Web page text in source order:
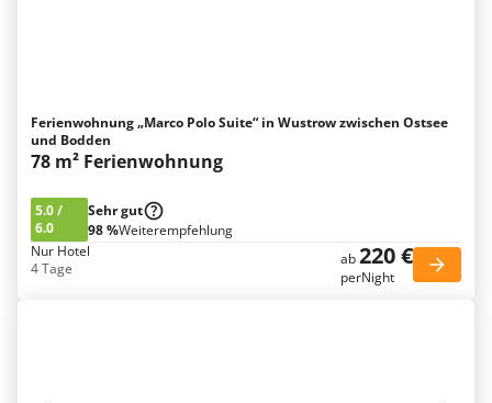
Ferienwohnung „Marco Polo Suite“ in Wustrow zwischen Ostsee
und Bodden
78 m² Ferienwohnung
5.0/
6.0
Sehr gut
98 %Weiterempfehlung
Nur Hotel
4 Tage
ab220 €
perNight